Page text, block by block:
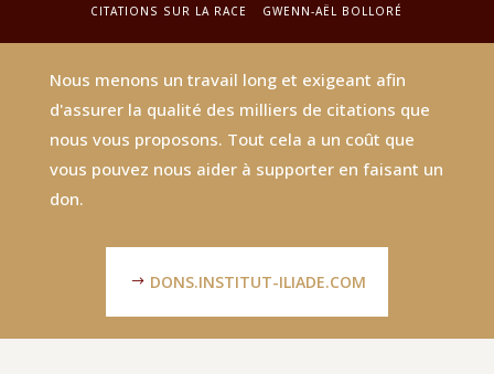
CITATIONS SUR LA RACE
GWENN-AËL BOLLORÉ
Nous menons un travail long et exigeant afin
d'assurer la qualité des milliers de citations que
nous vous proposons. Tout cela a un coût que
vous pouvez nous aider à supporter en faisant un
don.
DONS.INSTITUT-ILIADE.COM